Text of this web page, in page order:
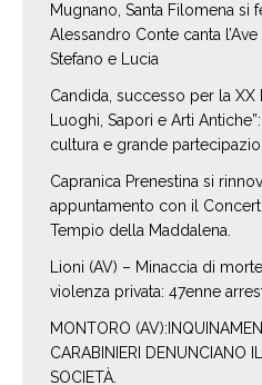
Mugnano, Santa Filomena si
Alessandro Conte canta
Stefano e Lucia
Candida, successo per la XX
Luoghi, Sapori e Arti
cultura e grande
Capranica Prenestina si
appuntamento con il
Tempio della Maddalena.
Lioni (AV) – Minaccia di
violenza privata: 47enne
MONTORO
CARABINIERI DENUNCIANO
SOCIETÀ.